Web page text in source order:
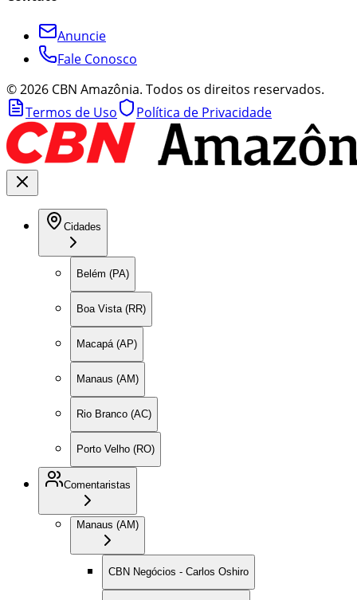
Anuncie
Fale Conosco
©2026 CBN Amazônia. Todos os direitos reservados.
Termos de Uso
Política de Privacidade
Cidades
Belém (PA)
Boa Vista (RR)
Macapá (AP)
Manaus (AM)
Rio Branco (AC)
Porto Velho (RO)
Comentaristas
Manaus (AM)
CBN Negócios - Carlos Oshiro